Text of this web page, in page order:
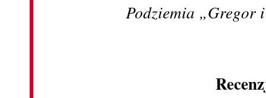
Podziemia „Gregor